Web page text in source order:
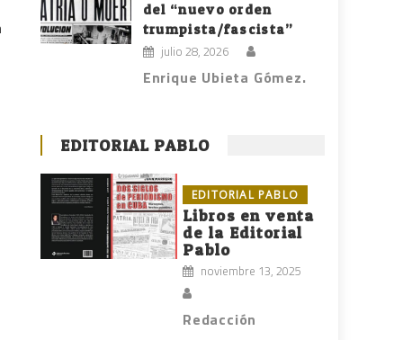
del “nuevo orden
trumpista/fascista”
julio 28, 2026
Enrique Ubieta Gómez.
EDITORIAL PABLO
EDITORIAL PABLO
Libros en venta
de la Editorial
Pablo
noviembre 13, 2025
Redacción